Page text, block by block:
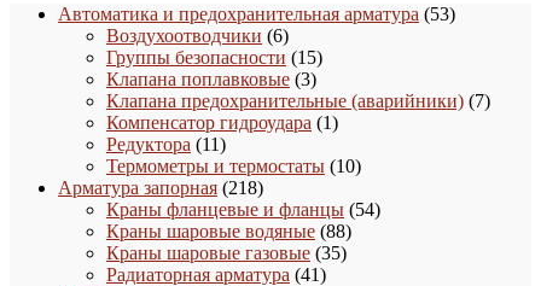
Автоматика и предохранительная арматура 5353
Воздухоотводчики 66
товаров
Группы безопасности 1515
товаров
Клапана поплавковые 33
товара
Клапана предохранительные (аварийники) 77
Компенсатор гидроудара 11
Редуктора 1111
товаров
Термометры и термостаты 1010
Арматура запорная 218218
товаров
Краны фланцевые и фланцы 5454
Краны шаровые водяные 8888
товаров
Краны шаровые газовые 3535
Радиаторная арматура 4141